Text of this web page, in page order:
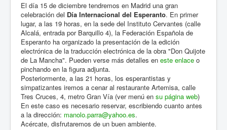
El día 15 de diciembre tendremos en Madrid una gran
celebración del Día Internacional del Esperanto. En primer
lugar, a las 19 horas, en la sede del Instituto Cervantes (calle
Alcalá, entrada por Barquillo 4), la Federación Española de
Esperanto ha organizado la presentación de la edición
electrónica de la traducción electrónica de la obra "Don Quijote
de La Mancha". Pueden verse más detalles en este enlace o
pinchando en la figura adjunta.
Posteriormente, a las 21 horas, los esperantistas y
simpatizantes iremos a cenar al restaurante Artemisa, calle
Tres Cruces, 4, metro Gran Vía (ver menú en su página web)
En este caso es necesario reservar, escribiendo cuanto antes
a la dirección: manolo.parra@yahoo.es.
Acércate, disfrutaremos de un buen ambiente.